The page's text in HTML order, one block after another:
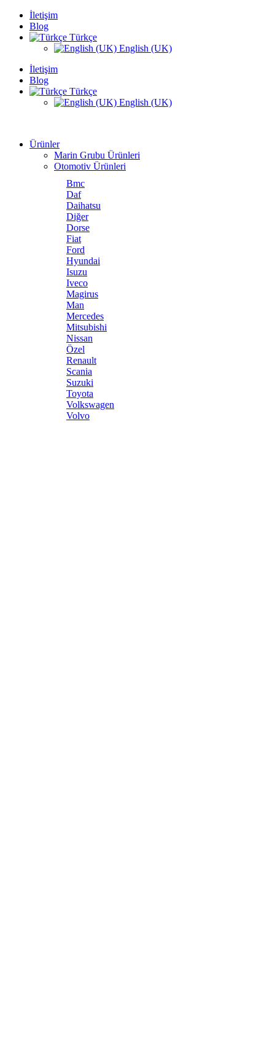
İletişim
Blog
Türkçe
English (UK)
İletişim
Blog
Türkçe
English (UK)
Ürünler
Marin Grubu Ürünleri
Otomotiv Ürünleri
Bmc
Daf
Daihatsu
Diğer
Dorse
Fiat
Ford
Hyundai
Isuzu
Iveco
Magirus
Man
Mercedes
Mitsubishi
Nissan
Özel
Renault
Scania
Suzuki
Toyota
Volkswagen
Volvo